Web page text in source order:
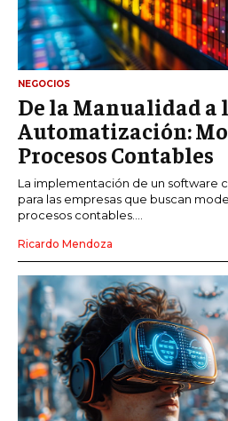
NEGOCIOS
De la Manualidad a
Automatización:
Procesos Contables
La implementación de un software
para las empresas que buscan
procesos contables....
Ricardo Mendoza